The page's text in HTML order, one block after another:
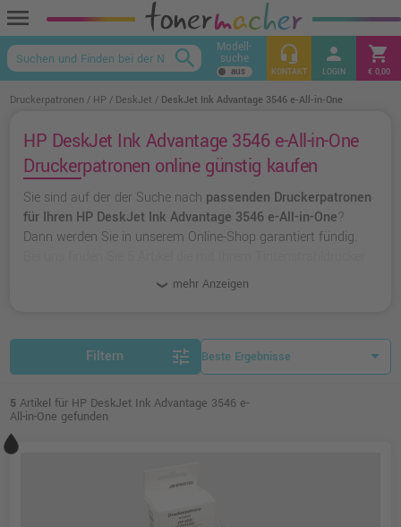
menu
keyboard_arrow_up
search Modell-
suche headset_mic
KONTAKT
person
LOGIN
shopping_cart
€ 0,00
Druckerpatronen HP DeskJet DeskJet Ink Advantage 3546 e-All-in-One
HP DeskJet Ink Advantage 3546 e-All-in-One
Druckerpatronen online günstig kaufen
Sie sind auf der der Suche nach passenden Druckerpatronen
für Ihren HP DeskJet Ink Advantage 3546 e-All-in-One?
Dann werden Sie in unserem Online-Shop garantiert fündig.
kompatibel sind. Dabei können Sie aus
wählen oder zu
mehr Anzeigen
Filtern tune
5 Artikel für HP DeskJet Ink Advantage 3546 e-
All-in-One gefunden